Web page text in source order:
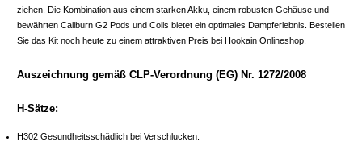
ziehen. Die Kombination aus einem starken Akku, einem robusten Gehäuse und
bewährten Caliburn G2 Pods und Coils bietet ein optimales Dampferlebnis. Bestellen
Sie das Kit noch heute zu einem attraktiven Preis bei Hookain Onlineshop.
Auszeichnung gemäß CLP-Verordnung (EG) Nr. 1272/2008
H-Sätze:
H302 Gesundheitsschädlich bei Verschlucken.